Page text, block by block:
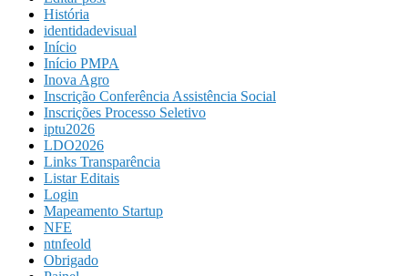
História
identidadevisual
Início
Início PMPA
Inova Agro
Inscrição Conferência Assistência Social
Inscrições Processo Seletivo
iptu2026
LDO2026
Links Transparência
Listar Editais
Login
Mapeamento Startup
NFE
ntnfeold
Obrigado